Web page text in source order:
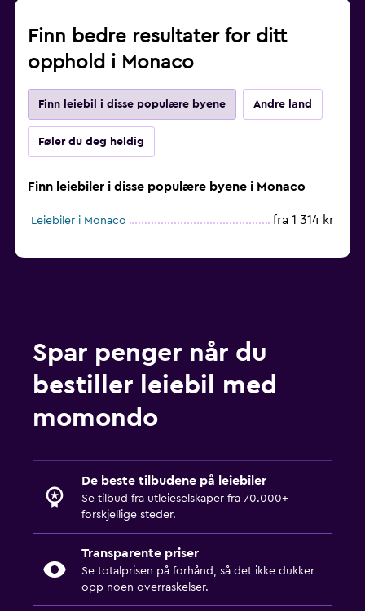
Finn bedre resultater for ditt
opphold i Monaco
Finn leiebil i disse populære byene Andre land
Føler du deg heldig
Finn leiebiler i disse populære byene i Monaco
Leiebiler i Monaco fra 1 314 kr
Spar penger når du
bestiller leiebil med
momondo
De beste tilbudene på leiebiler
Se tilbud fra utleieselskaper fra 70.000+
forskjellige steder.
Transparente priser
Se totalprisen på forhånd, så det ikke dukker
opp noen overraskelser.